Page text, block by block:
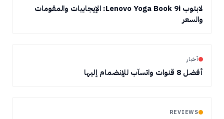
لابتوب Lenovo Yoga Book 9i: الإيجابيات والمقومات
والسعر
أخبار
أفضل 8 قنوات واتسآب للإنضمام إليها
REVIEWS